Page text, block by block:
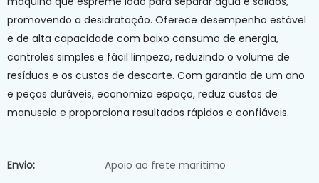
promovendo a desidratação. Oferece desempenho estável
e de alta capacidade com baixo consumo de energia,
controles simples e fácil limpeza, reduzindo o volume de
resíduos e os custos de descarte. Com garantia de um ano
e peças duráveis, economiza espaço, reduz custos de
manuseio e proporciona resultados rápidos e confiáveis.
Envio:
Apoio ao frete marítimo